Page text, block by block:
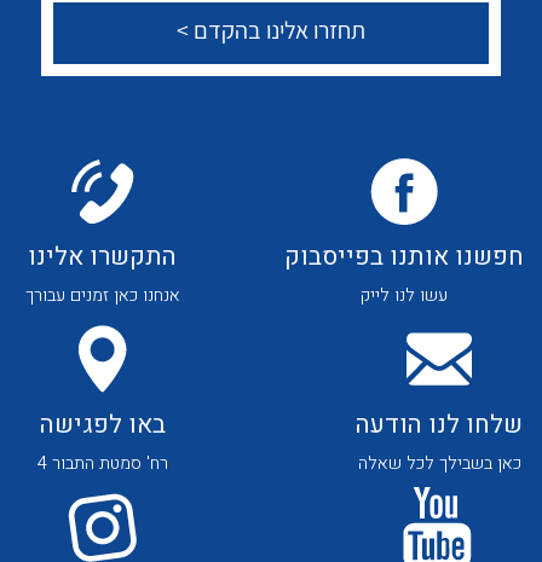
לכל מוצרי היצרן לכל מוצרי היצרן
חפשנו אותנו בפייסבוק
עשו לנו לייק
התקשרו אלינו
אנחנו כאן זמנים עבורך
שלחו לנו הודעה
כאן בשבילך לכל שאלה
באו לפגישה
רח' סמטת התבור 4